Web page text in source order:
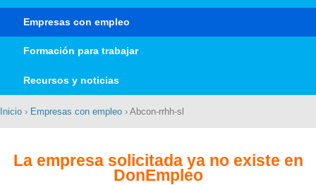
Empresas con empleo
Formación para trabajar
Recursos y noticias
Inicio › Empresas con empleo › Abcon-rrhh-sl
La empresa solicitada ya no existe en
DonEmpleo